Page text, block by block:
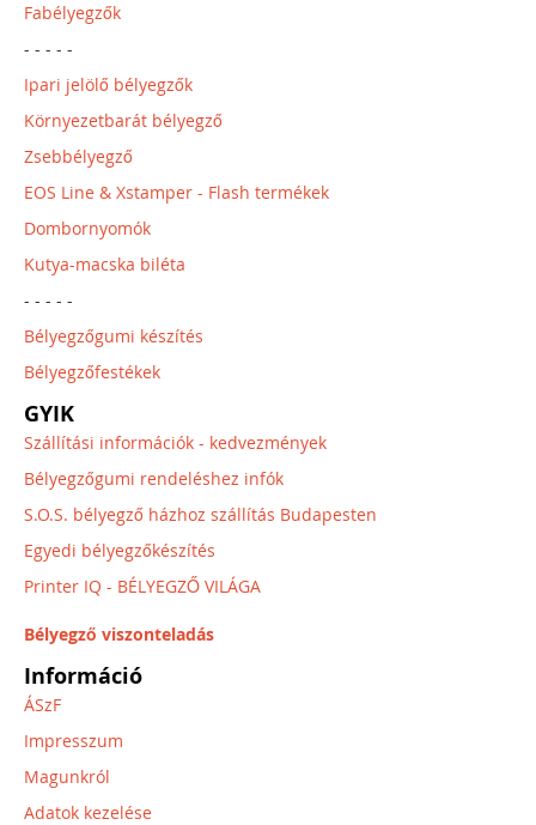
Fabélyegzők
- - - - -
Ipari jelölő bélyegzők
Környezetbarát bélyegző
Zsebbélyegző
EOS Line & Xstamper - Flash termékek
Dombornyomók
Kutya-macska biléta
- - - - -
Bélyegzőgumi készítés
Bélyegzőfestékek
GYIK
Szállítási információk - kedvezmények
Bélyegzőgumi rendeléshez infók
S.O.S. bélyegző házhoz szállítás Budapesten
Egyedi bélyegzőkészítés
Printer IQ - BÉLYEGZŐ VILÁGA
Bélyegző viszonteladás
Információ
ÁSzF
Impresszum
Magunkról
Adatok kezelése